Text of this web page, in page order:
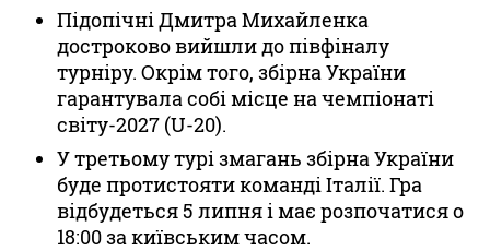
Підопічні Дмитра Михайленка
достроково вийшли до півфіналу
турніру. Окрім того, збірна України
гарантувала собі місце на чемпіонаті
світу-2027 (U-20).
У третьому турі змагань збірна України
буде протистояти команді Італії. Гра
відбудеться 5 липня і має розпочатися о
18:00 за київським часом.